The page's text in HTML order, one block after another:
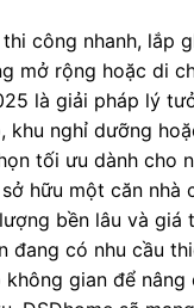
công nhanh, lắp
mở rộng hoặc di
là giải pháp lý
khu nghỉ dưỡng
tối ưu dành cho
hữu một căn nhà
bền lâu và giá
đang có nhu cầu
gian để nâng